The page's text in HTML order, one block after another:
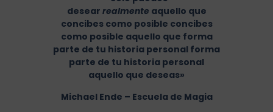
desear realmente aquello que
concibes como posible concibes
como posible aquello que forma
parte de tu historia personal forma
parte de tu historia personal
aquello que deseas»
Michael Ende – Escuela de Magia